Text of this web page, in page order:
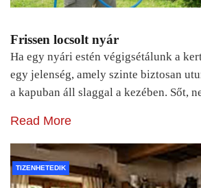
Frissen locsolt nyár
Ha egy nyári estén végigsétálunk a
egy jelenség, amely szinte biztosan
a kapuban áll slaggal a kezében. Sőt,
Read More
TIZENHETEDIK